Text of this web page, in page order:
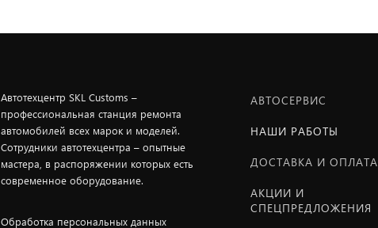
Автотехцентр SKL Customs –
профессиональная станция ремонта
автомобилей всех марок и моделей.
Сотрудники автотехцентра – опытные
мастера, в распоряжении которых есть
современное оборудование.
Обработка персональных данных
АВТОСЕРВИС
НАШИ РАБОТЫ
ДОСТАВКА И ОПЛАТА
АКЦИИ И
СПЕЦПРЕДЛОЖЕНИЯ